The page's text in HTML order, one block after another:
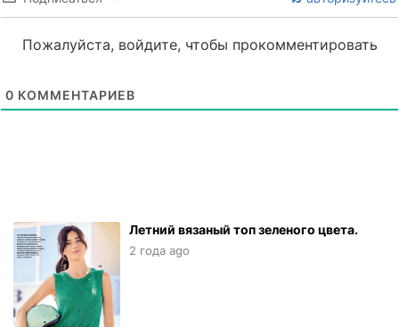
Пожалуйста, войдите, чтобы прокомментировать
0 КОММЕНТАРИЕВ
Летний вязаный топ зеленого цвета.
2 года ago